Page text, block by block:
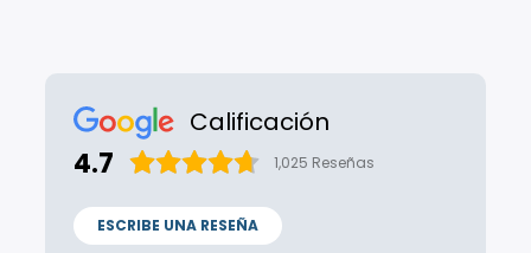
Calificación
4.7 1,025 Reseñas
ESCRIBE UNA RESEÑA